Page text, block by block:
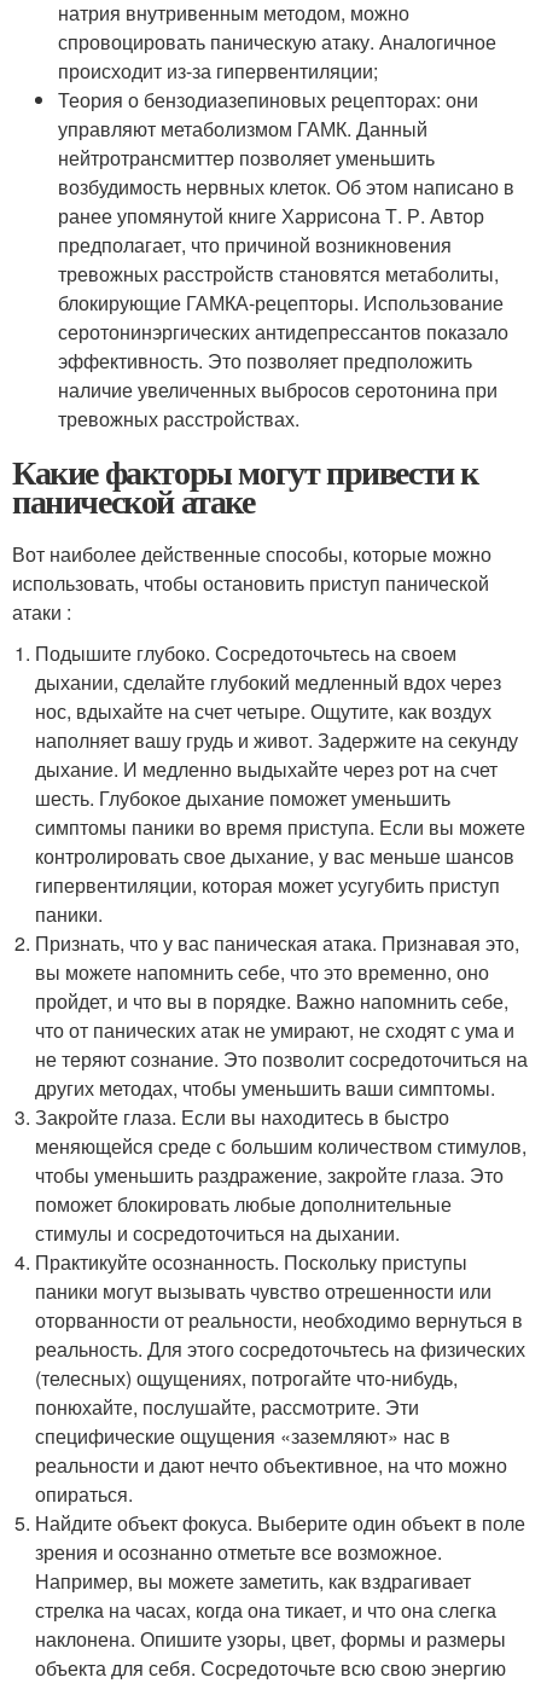
натрия внутривенным методом, можно
спровоцировать паническую атаку. Аналогичное
происходит из-за гипервентиляции;
Теория о бензодиазепиновых рецепторах: они
управляют метаболизмом ГАМК. Данный
нейтротрансмиттер позволяет уменьшить
возбудимость нервных клеток. Об этом написано в
ранее упомянутой книге Харрисона Т. Р. Автор
предполагает, что причиной возникновения
тревожных расстройств становятся метаболиты,
блокирующие ГАМКА-рецепторы. Использование
серотонинэргических антидепрессантов показало
эффективность. Это позволяет предположить
наличие увеличенных выбросов серотонина при
тревожных расстройствах.
Какие факторы могут привести к
панической атаке
Вот наиболее действенные способы, которые можно
использовать, чтобы остановить приступ панической
атаки :
Подышите глубоко. Сосредоточьтесь на своем
дыхании, сделайте глубокий медленный вдох через
нос, вдыхайте на счет четыре. Ощутите, как воздух
наполняет вашу грудь и живот. Задержите на секунду
дыхание. И медленно выдыхайте через рот на счет
шесть. Глубокое дыхание поможет уменьшить
симптомы паники во время приступа. Если вы можете
контролировать свое дыхание, у вас меньше шансов
гипервентиляции, которая может усугубить приступ
паники.
Признать, что у вас паническая атака. Признавая это,
вы можете напомнить себе, что это временно, оно
пройдет, и что вы в порядке. Важно напомнить себе,
что от панических атак не умирают, не сходят с ума и
не теряют сознание. Это позволит сосредоточиться на
других методах, чтобы уменьшить ваши симптомы.
Закройте глаза. Если вы находитесь в быстро
меняющейся среде с большим количеством стимулов,
чтобы уменьшить раздражение, закройте глаза. Это
поможет блокировать любые дополнительные
стимулы и сосредоточиться на дыхании.
Практикуйте осознанность. Поскольку приступы
паники могут вызывать чувство отрешенности или
оторванности от реальности, необходимо вернуться в
реальность. Для этого сосредоточьтесь на физических
(телесных) ощущениях, потрогайте что-нибудь,
понюхайте, послушайте, рассмотрите. Эти
специфические ощущения «заземляют» нас в
реальности и дают нечто объективное, на что можно
опираться.
Найдите объект фокуса. Выберите один объект в поле
зрения и осознанно отметьте все возможное.
Например, вы можете заметить, как вздрагивает
стрелка на часах, когда она тикает, и что она слегка
наклонена. Опишите узоры, цвет, формы и размеры
объекта для себя. Сосредоточьте всю свою энергию